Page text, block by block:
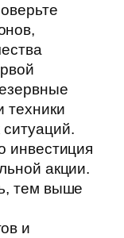
техники
инвестиция
акции.
тем выше
и